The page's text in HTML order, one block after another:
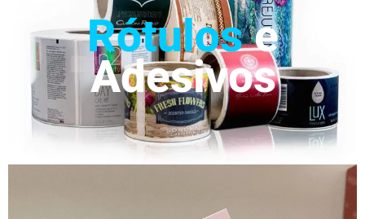
Rótulose
Adesivos